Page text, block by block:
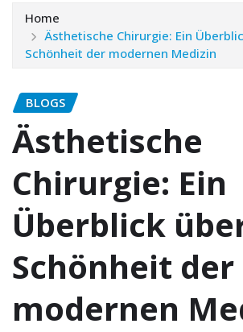
Home
Ästhetische Chirurgie: Ein
Schönheit der modernen Medizin
BLOGS
Ästhetische
Chirurgie: Ein
Überblick
Schönheit der
modernen